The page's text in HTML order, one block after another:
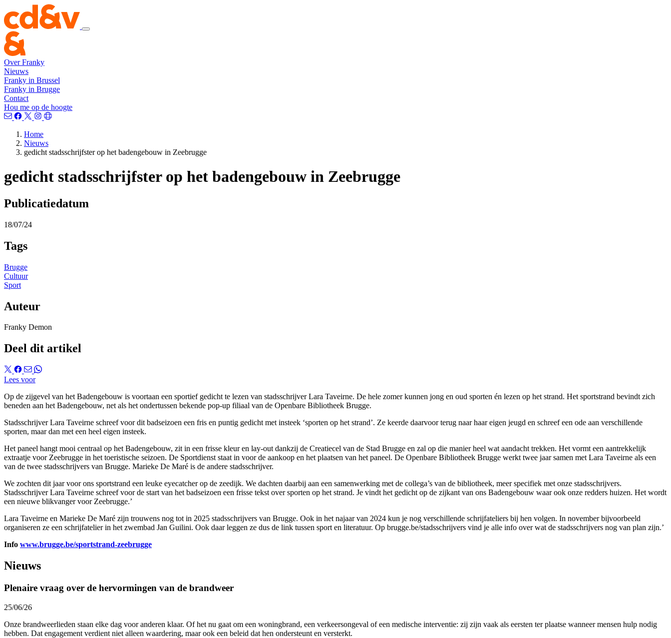
Over Franky
Nieuws
Franky in Brussel
Franky in Brugge
Contact
Hou me op de hoogte
Home
Nieuws
gedicht stadsschrijfster op het badengebouw in Zeebrugge
gedicht stadsschrijfster op het badengebouw in Zeebrugge
Publicatiedatum
18/07/24
Tags
Brugge
Cultuur
Sport
Auteur
Franky Demon
Deel dit artikel
Lees voor
Op de zijgevel van het Badengebouw is voortaan een sportief gedicht te lezen van stadsschrijver Lara Taveirne. De hele zomer kunnen jong en oud sporten én lezen op het strand. Het sportstrand bevindt zich
beneden aan het Badengebouw, net als het ondertussen bekende pop-up filiaal van de Openbare Bibliotheek Brugge.
Stadsschrijver Lara Taveirne schreef voor dit badseizoen een fris en puntig gedicht met insteek ‘sporten op het strand’. Ze keerde daarvoor terug naar haar eigen jeugd en schreef een ode aan verschillende
sporten, maar dan met een heel eigen insteek.
Het paneel hangt mooi centraal op het Badengebouw, zit in een frisse kleur en lay-out dankzij de Creatiecel van de Stad Brugge en zal op die manier heel wat aandacht trekken. Het vormt een aantrekkelijk
extraatje voor Zeebrugge in het toeristische seizoen. De Sportdienst staat in voor de aankoop en het plaatsen van het paneel. De Openbare Bibliotheek Brugge werkt twee jaar samen met Lara Taveirne als een
van de twee stadsschrijvers van Brugge. Marieke De Maré is de andere stadsschrijver.
We zochten dit jaar voor ons sportstrand een leuke eyecatcher op de zeedijk. We dachten daarbij aan een samenwerking met de collega’s van de bibliotheek, meer specifiek met onze stadsschrijvers.
Stadsschrijver Lara Taveirne schreef voor de start van het badseizoen een frisse tekst over sporten op het strand. Je vindt het gedicht op de zijkant van ons Badengebouw waar ook onze redders huizen. Het wordt
een nieuwe blikvanger voor Zeebrugge.’
Lara Taveirne en Marieke De Maré zijn trouwens nog tot in 2025 stadsschrijvers van Brugge. Ook in het najaar van 2024 kun je nog verschillende schrijfateliers bij hen volgen. In november bijvoorbeeld
organiseren ze een schrijfatelier in het zwembad Jan Guilini. Ook daar leggen ze dus de link tussen sport en literatuur. Op brugge.be/stadsschrijvers vind je alle info over wat de stadsschrijvers nog van plan zijn.’
Info www.brugge.be/sportstrand-zeebrugge
Nieuws
Plenaire vraag over de hervormingen van de brandweer
25/06/26
Onze brandweerlieden staan elke dag voor anderen klaar. Of het nu gaat om een woningbrand, een verkeersongeval of een medische interventie: zij zijn vaak als eersten ter plaatse wanneer mensen hulp nodig
hebben. Dat engagement verdient niet alleen waardering, maar ook een beleid dat hen ondersteunt en versterkt.